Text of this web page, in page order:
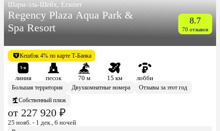
Шарм-эль-Шейх, Египет
Regency Plaza Aqua Park &
Spa Resort
8.7
70 отзывов
Кешбэк 4% по карте Т-Банка
линия песок 70 м 15 км
лобби
Большая территория
Двухкомнатные номера
Отзывы за этот год
Собственный пляж
от 227 920 ₽
25 нояб. - 1 дек., 6 ночей